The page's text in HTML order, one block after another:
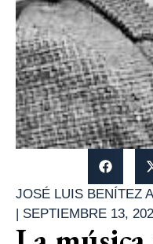
JOSÉ LUIS BENÍTEZ
| SEPTIEMBRE 13,